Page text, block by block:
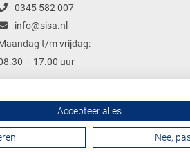
0345 582 007
info@sisa.nl
t/m vrijdag:
– 17.00 uur
Contactformulier
Accepteer alles
Nee,